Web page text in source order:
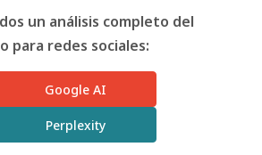
un análisis completo del
para redes sociales:
Google AI
Perplexity